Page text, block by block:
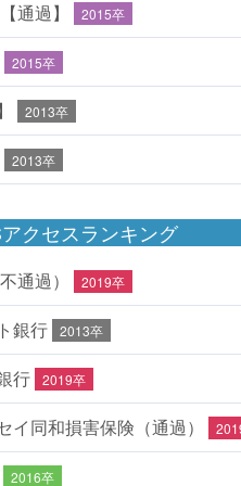
通過】 2015卒
2015卒
2013卒
2013卒
クセスランキング
通過） 2019卒
銀行 2013卒
行 2019卒
イ同和損害保険（通過）
2016卒